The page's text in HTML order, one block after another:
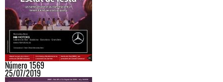
Número 1569
25/07/2019